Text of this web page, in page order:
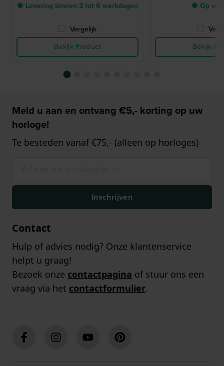
● Levering binnen 3 tot 6 werkdagen
Vergelijk
Bekijk Product
● Op
Bekijk
Meld u aan en ontvang €5,- korting op uw
horloge!
Te besteden vanaf €75,- (alleen op horloges)
Inschrijven
Contact
Hulp of advies nodig? Onze klantenservice
helpt u graag!
Bezoek onze contactpagina of stuur ons een
vraag via het contactformulier.